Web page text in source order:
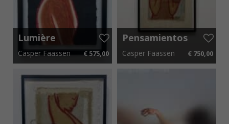
Lumière
Noire
Casper Faassen € 575,00
Pensamientos
Casper Faassen € 750,00
70 cm x 80 cm € 11,25 p.m.